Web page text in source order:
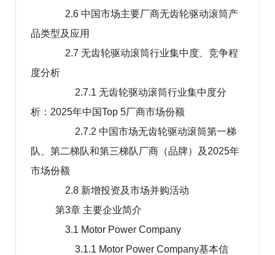
2.6 中国市场主要厂商无齿轮驱动滚筒产
品类型及应用
2.7 无齿轮驱动滚筒行业集中度、竞争程
度分析
2.7.1 无齿轮驱动滚筒行业集中度分
析：2025年中国Top 5厂商市场份额
2.7.2 中国市场无齿轮驱动滚筒第一梯
队、第二梯队和第三梯队厂商（品牌）及2025年
市场份额
2.8 新增投资及市场并购活动
第3章 主要企业简介
3.1 Motor Power Company
3.1.1 Motor Power Company基本信